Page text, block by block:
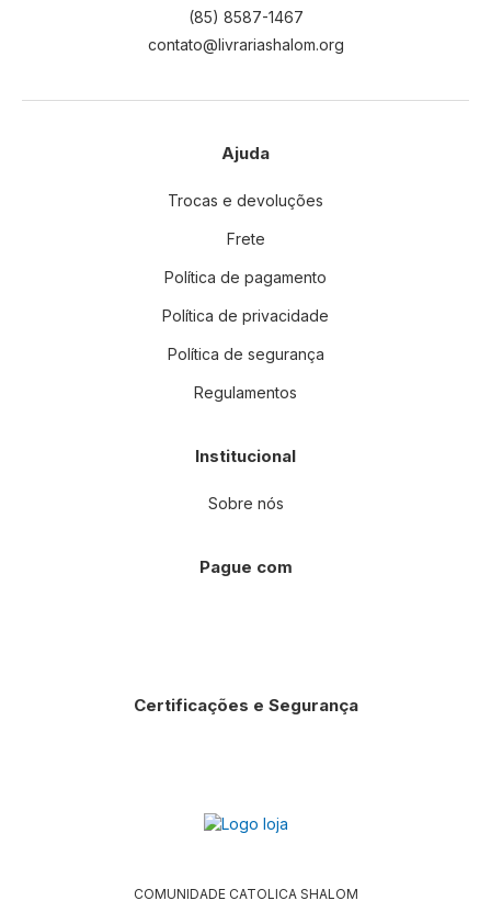
(85) 8587-1467
contato@livrariashalom.org
Ajuda
Trocas e devoluções
Frete
Política de pagamento
Política de privacidade
Política de segurança
Regulamentos
Institucional
Sobre nós
Pague com
Certificações e Segurança
COMUNIDADE CATOLICA SHALOM